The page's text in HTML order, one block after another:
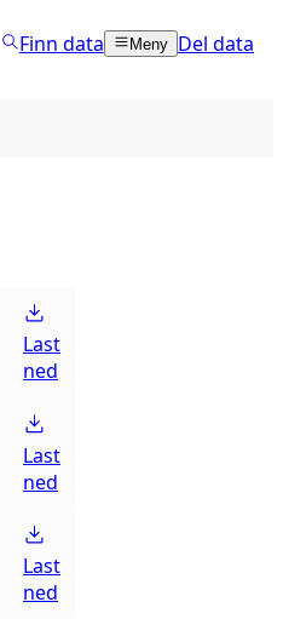
Finn data Meny Del data
Last
ned
Last
ned
Last
ned